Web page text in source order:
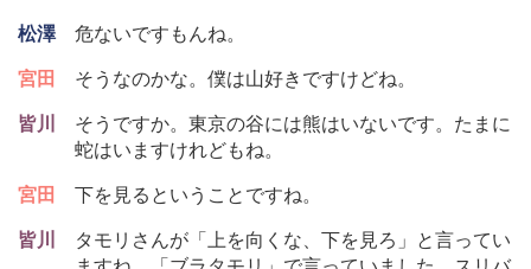
松澤 危ないですもんね。
宮田 そうなのかな。僕は山好きですけどね。
皆川 そうですか。東京の谷には熊はいないです。たまに
蛇はいますけれどもね。
宮田 下を見るということですね。
皆川
タモリさんが「上を向くな、下を見ろ」と言ってい